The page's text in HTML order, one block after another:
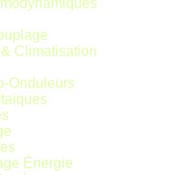
Climatisation
Onduleurs
Énergie